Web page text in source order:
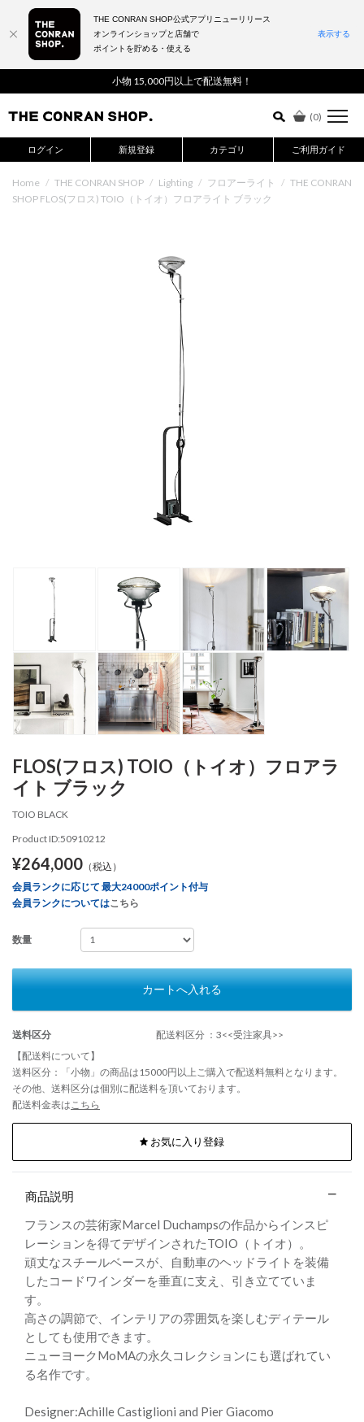
小物 15,000円以上で配送無料！
(0)
ログイン 新規登録 カテゴリ ご利用ガイド
詳細検索はこちら
Home / THE CONRAN SHOP / Lighting / フロアーライト / THE CONRAN
SHOP FLOS(フロス) TOIO（トイオ）フロアライト ブラック
FLOS(フロス) TOIO（トイオ）フロアラ
イト ブラック
TOIO BLACK
Product ID:50910212
¥264,000 （税込）
会員ランクに応じて 最大24000ポイント付与
会員ランクについてはこちら
数量
カートへ入れる
送料区分
配送料区分 ：3<<受注家具>>
【配送料について】
送料区分：「小物」の商品は15000円以上ご購入で配送料無料となります。
その他、送料区分は個別に配送料を頂いております。
配送料金表は こちら
お気に入り登録
商品説明
フランスの芸術家Marcel Duchampsの作品からインスピ
レーションを得てデザインされたTOIO（トイオ）。
頑丈なスチールベースが、自動車のヘッドライトを装備
したコードワインダーを垂直に支え、引き立てていま
す。
高さの調節で、インテリアの雰囲気を楽しむディテール
としても使用できます。
ニューヨークMoMAの永久コレクションにも選ばれてい
る名作です。
Designer:Achille Castiglioni and Pier Giacomo
THE CONRAN SHOP公式アプリニューリリース
オンラインショップと店舗で
ポイントを貯める・使える
表示する